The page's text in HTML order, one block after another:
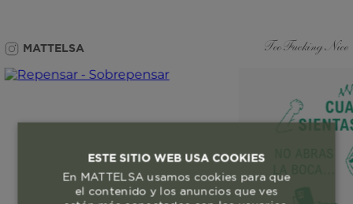
MATTELSA Too Fucking Nice
ESTE SITIO WEB USA COOKIES
En MATTELSA usamos cookies para que
el contenido y los anuncios que ves